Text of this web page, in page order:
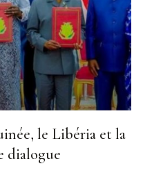
le Libéria et la
dialogue